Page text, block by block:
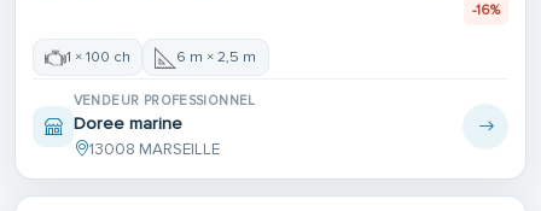
-16%
1 × 100 ch 6 m × 2,5 m
VENDEUR PROFESSIONNEL
Doree marine
13008 MARSEILLE